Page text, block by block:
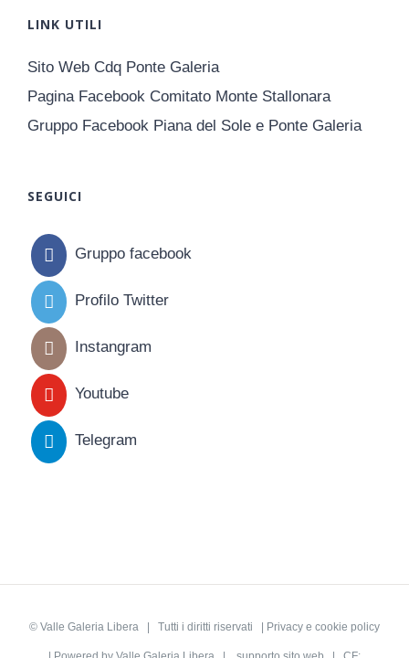
LINK UTILI
Sito Web Cdq Ponte Galeria
Pagina Facebook Comitato Monte Stallonara
Gruppo Facebook Piana del Sole e Ponte Galeria
SEGUICI
Gruppo facebook
Profilo Twitter
Instangram
Youtube
Telegram
© Valle Galeria Libera | Tutti i diritti riservati | Privacy e cookie policy